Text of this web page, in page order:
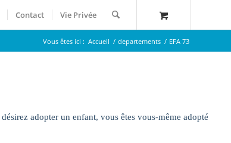
Contact Vie Privée
Vous êtes ici : Accueil / departements / EFA 73
adopter un enfant, vous êtes vous-même adopté